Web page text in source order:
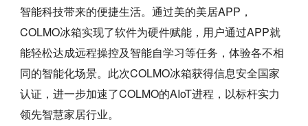
智能科技带来的便捷生活。通过美的美居APP，
COLMO冰箱实现了软件为硬件赋能，用户通过APP就
能轻松达成远程操控及智能自学习等任务，体验各不相
同的智能化场景。此次COLMO冰箱获得信息安全国家
认证，进一步加速了COLMO的AIoT进程，以标杆实力
领先智慧家居行业。